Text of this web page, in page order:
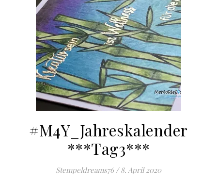
#M4Y_Jahreskalender
***Tag3***
Stempeldreams76 / 8. April 2020